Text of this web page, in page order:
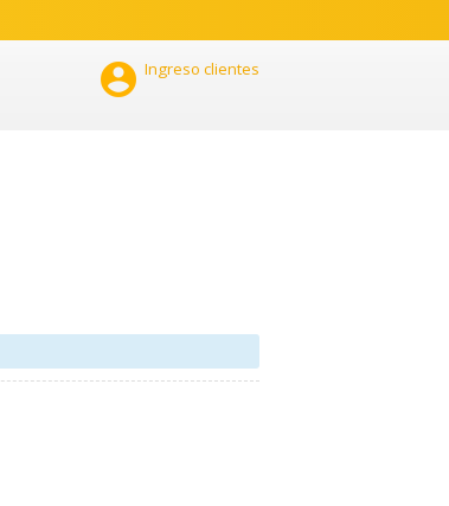
 Ingreso clientes